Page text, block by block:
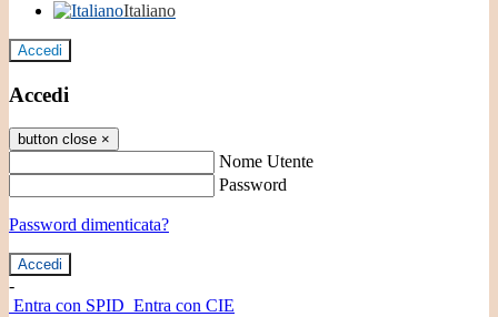
Italiano
Accedi
Accedi
button close ×
Nome Utente
Password
Password dimenticata?
-
Entra con SPID Entra con CIE